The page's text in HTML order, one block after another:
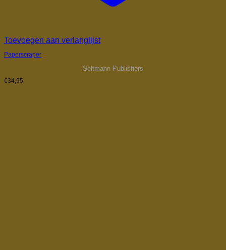
Toevoegen aan verlanglijst
Paperscraper
Seltmann Publishers
€34,95